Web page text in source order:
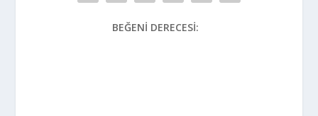
BEĞENI DERECESI: